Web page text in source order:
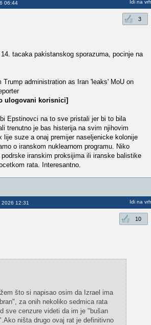
06:44 Idi na vrh
3
tacaka pakistanskog sporazuma, pocinje na
Trump administration as Iran 'leaks' MoU on
ulogovani korisnici]
Epstinovci na to sve pristali jer bi to bila
trenutno je bas histerija na svim njihovim
lije suze a onaj premijer naseljenicke kolonije
o iranskom nuklearnom programu. Niko
iranskim proksijima ili iranske balistike
rata. Interesantno.
12:31 Idi na vrh
10
što si napisao osim da Izrael ima
za onih nekoliko sedmica rata
sve cenzure videti da im je "bušan
ništa drugo ovaj rat je definitivno